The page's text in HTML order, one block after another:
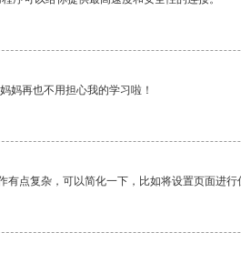
妈再也不用担心我的学习啦！
有点复杂，可以简化一下，比如将设置页面进行